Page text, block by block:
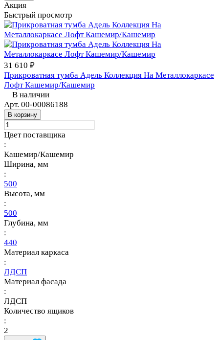
Акция
Быстрый просмотр
31 610 ₽
Прикроватная тумба Адель Коллекция На Металлокаркасе
Лофт Кашемир/Кашемир
В наличии
Арт. 00-00086188
В корзину
Цвет поставщика
:
Кашемир/Кашемир
Ширина, мм
:
500
Высота, мм
:
500
Глубина, мм
:
440
Материал каркаса
:
ЛДСП
Материал фасада
:
ЛДСП
Количество ящиков
:
2